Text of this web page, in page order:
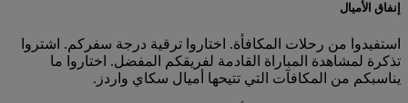
إنفاق الأميال
استفيدوا من رحلات المكافأة. اختاروا ترقية درجة سفركم. اشتروا
تذكرة لمشاهدة المباراة القادمة لفريقكم المفضل. اختاروا ما
يناسبكم من المكافآت التي تتيحها أميال سكاي واردز.